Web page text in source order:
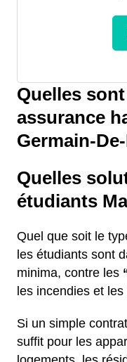
Quelles
assurance
Germain-
Quelles
étudiants
Quel que soit le
les étudiants sont
minima, contre les
les incendies et
Si un simple
suffit pour les